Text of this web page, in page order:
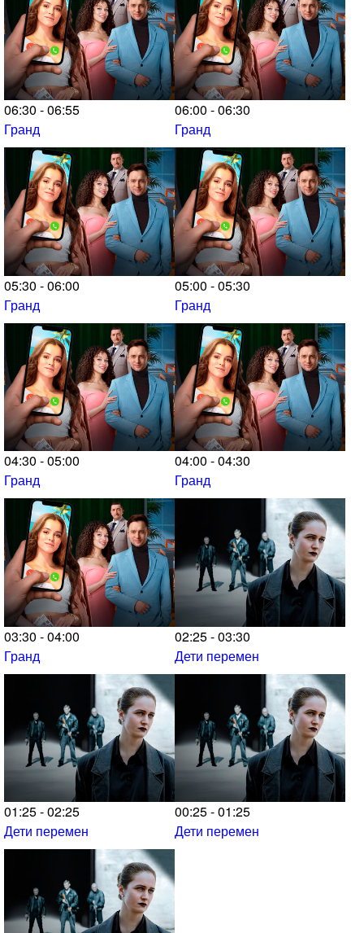
06:30 - 06:55
Гранд
06:00 - 06:30
Гранд
05:30 - 06:00
Гранд
05:00 - 05:30
Гранд
04:30 - 05:00
Гранд
04:00 - 04:30
Гранд
03:30 - 04:00
Гранд
02:25 - 03:30
Дети перемен
01:25 - 02:25
Дети перемен
00:25 - 01:25
Дети перемен